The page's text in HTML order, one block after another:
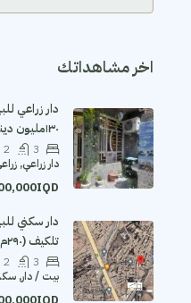
اخر مشاهداتك
١٣٠مليون دينار
3
2
دار زراعي,
تلكيف (٢٩٠م²) السعر ٩٠مليون دينار
3
2
بيت / دار,